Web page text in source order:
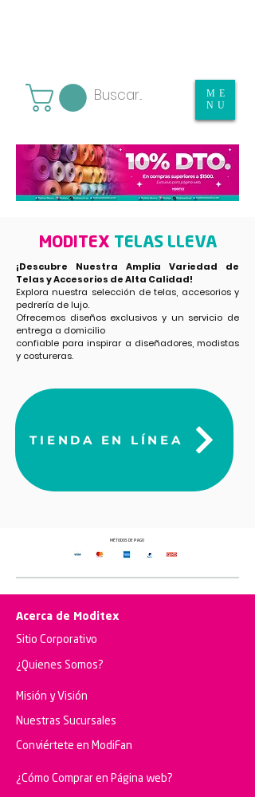
ME
NU
MODITEX TELAS LLEVA
¡Descubre Nuestra Amplia Variedad de
Telas y Accesorios de Alta Calidad!
Explora nuestra selección de telas, accesorios y
pedrería de lujo.
Ofrecemos diseños exclusivos y un servicio de
entrega a domicilio
confiable para inspirar a diseñadores, modistas
y costureras.
TIENDA EN LÍNEA
MÉTODOS DE PAGO
Acerca de Moditex
Sitio Corporativo
¿Quienes Somos?
Misión y Visión
Nuestras Sucursales
Conviértete en ModiFan
¿Cómo Comprar en Página web?